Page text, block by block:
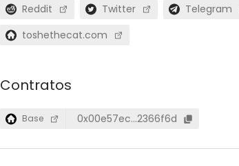
Reddit Twitter
Telegram
toshethecat.com
Contratos
Base 0x00e57ec…2366f6d